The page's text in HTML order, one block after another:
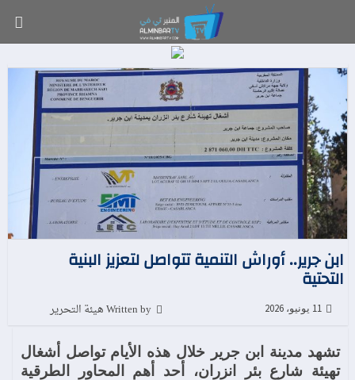
ابن جرير.. أوراش التنمية تتواصل لتعزيز البنية
التحتية
11 يونيو، 2026
تشهد مدينة ابن جرير خلال هذه الأيام تواصل أشغال
تهيئة شارع بئر انزران، أحد أهم المحاور الطرقية